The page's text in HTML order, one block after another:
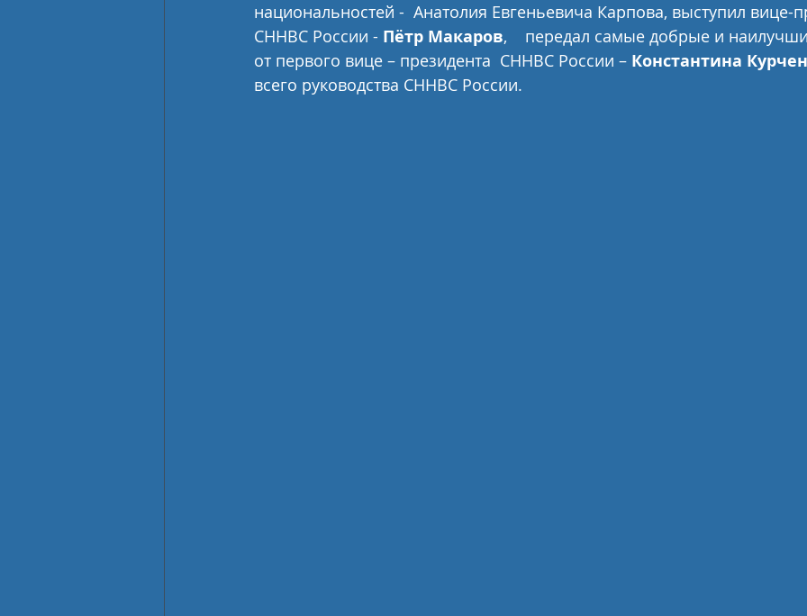
национальностей -  Анатолия Евгеньевича Карпова, выступил вице-
СННВС России - Пётр Макаров,    передал самые добрые и
от первого вице – президента  СННВС России – Константина
всего руководства СННВС России.